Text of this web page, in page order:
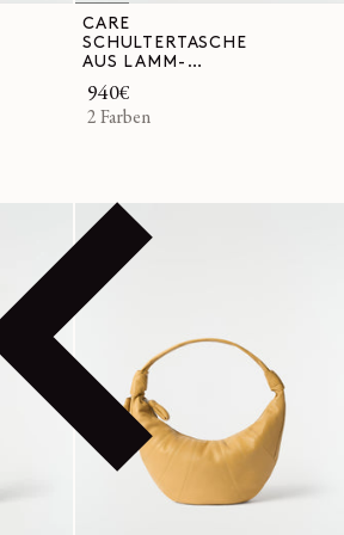
CARE
SCHULTERTASCHE
AUS LAMM-
NAPPALEDER
Normaler
Preis
940€
2 Farben